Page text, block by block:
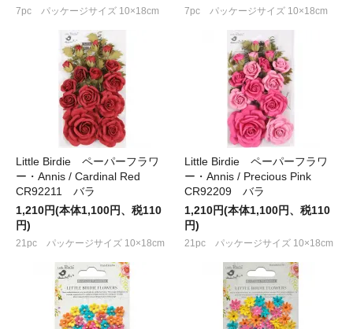
7pc パッケージサイズ 10×18cm 7pc パッケージサイズ 10×18cm
Little Birdie ペーパーフラワ
ー・Annis / Cardinal Red
CR92211 バラ
1,210円(本体1,100円、税110
円)
21pc パッケージサイズ 10×18cm
Little Birdie ペーパーフラワ
ー・Annis / Precious Pink
CR92209 バラ
1,210円(本体1,100円、税110
円)
21pc パッケージサイズ 10×18cm